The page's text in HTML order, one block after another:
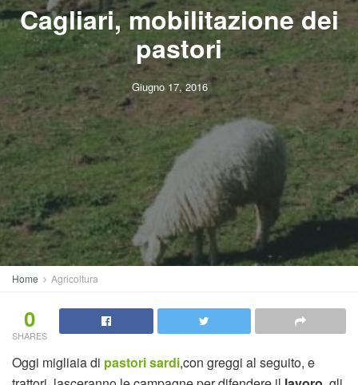
Cagliari, mobilitazione dei
pastori
Giugno 17, 2016
Home Agricoltura
0
SHARES
Oggi migliaia di pastori sardi,con greggi al seguito, e